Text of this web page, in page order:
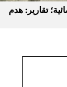
تقارير: هدم